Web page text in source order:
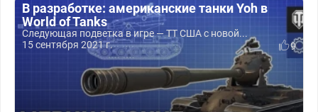
В разработке: американские танки Yoh в
World of Tanks
Следующая подветка в игре — ТТ США с новой...
15 сентября 2021 г.
9